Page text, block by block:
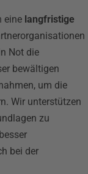
eine langfristige
Not die
bewältigen
um die
Wir unterstützen
zu
bei der